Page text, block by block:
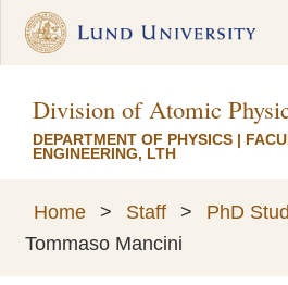
Division of Atomic
DEPARTMENT OF PHYSICS |
ENGINEERING, LTH
Home > Staff > PhD
Tommaso Mancini